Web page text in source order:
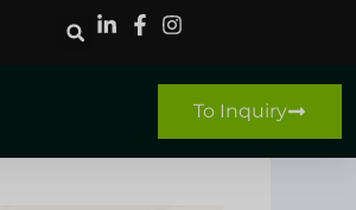
To Inquiry